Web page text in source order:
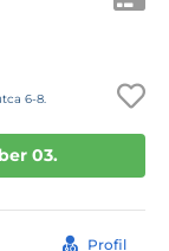
6-8.
03.
Profil